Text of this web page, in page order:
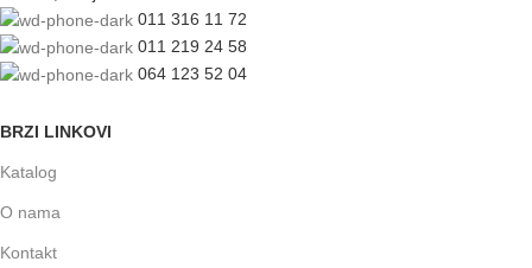
011 316 11 72
011 219 24 58
064 123 52 04
BRZI LINKOVI
Katalog
O nama
Kontakt